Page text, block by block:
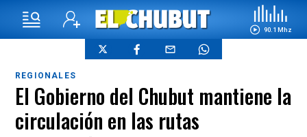
90.1 Mhz
REGIONALES
El Gobierno del Chubut mantiene la
circulación en las rutas